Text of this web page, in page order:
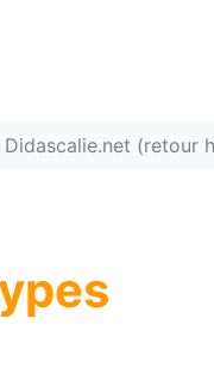
Didascalie.net (retour